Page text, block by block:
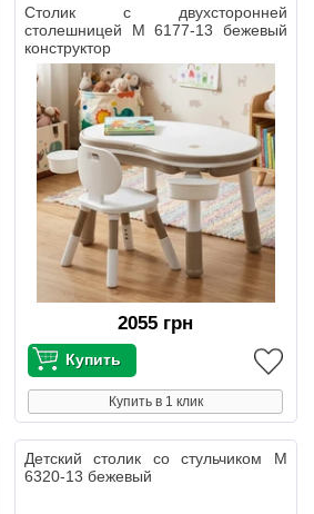
Столик с двухсторонней
столешницей M 6177-13 бежевый
конструктор
2055 грн
Купить в 1 клик
Детский столик со стульчиком M
6320-13 бежевый